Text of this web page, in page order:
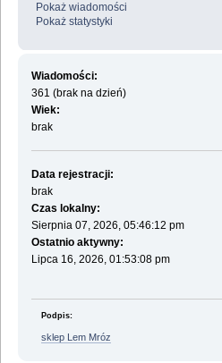
Pokaż wiadomości
Pokaż statystyki
Wiadomości:
361 (brak na dzień)
Wiek:
brak
Data rejestracji:
brak
Czas lokalny:
Sierpnia 07, 2026, 05:46:12 pm
Ostatnio aktywny:
Lipca 16, 2026, 01:53:08 pm
Podpis:
sklep Lem Mróz